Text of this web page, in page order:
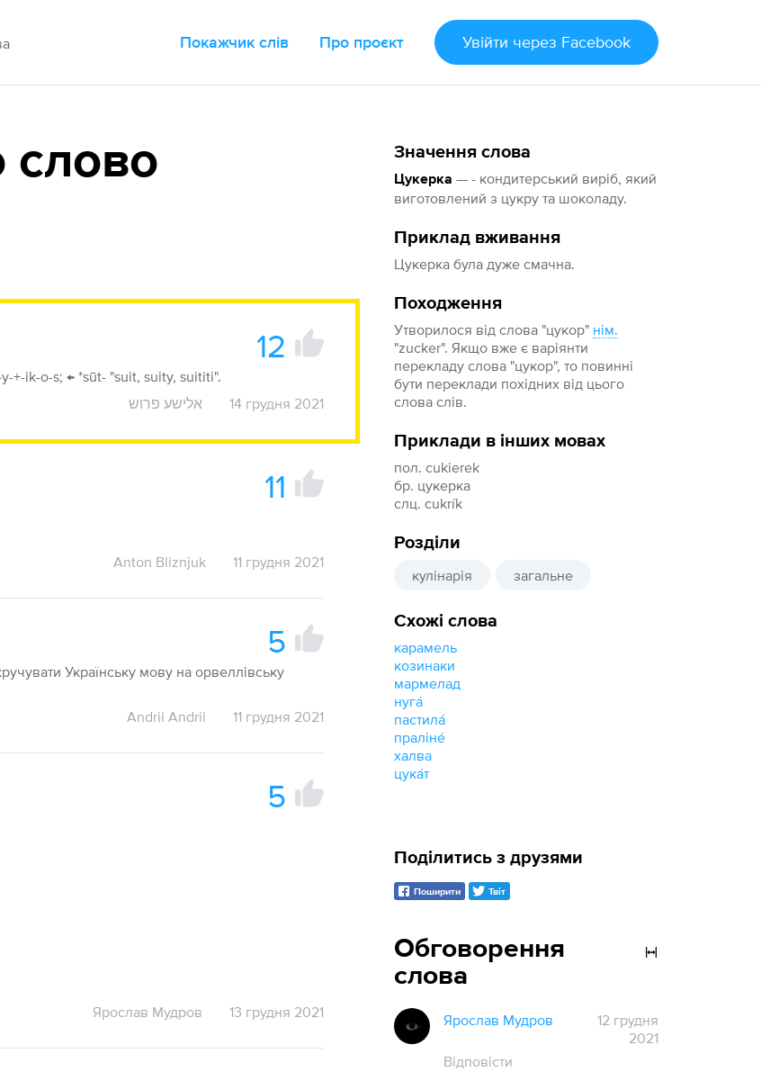
Покажчик слів Про проєкт Увійти через Facebook
Значення слова
Цукерка — - кондитерський виріб, який
виготовлений з цукру та шоколаду.
Приклад вживання
Цукерка була дуже смачна.
Походження
Утворилося від слова "цукор" нім.
"zucker". Якщо вже є варіянти
перекладу слова "цукор", то повинні
бути переклади похідних від цього
слова слів.
Приклади в інших мовах
пол. cukierek
бр. цукерка
слц. cukrík
Розділи
кулінарія загальне
Схожі слова
карамель
козинаки
мармелад
нуга́
пастила́
праліне́
халва
цука́т
слово
12
+-ik-o-s; ← *sūt- "suit, suity, suititi".
אלישע פרוש 14 грудня 2021
11
Anton Bliznjuk 11 грудня 2021
5
Українську мову на орвеллівську
Andrii Andrii 11 грудня 2021
5
Ярослав Мудров 13 грудня 2021
Обговорення
слова
Ярослав Мудров
12 грудня
2021
Відповісти
Поділитись з друзями
Поширити Твіт